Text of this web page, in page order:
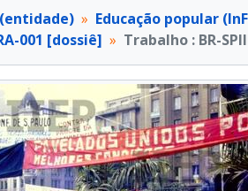
EDP-DPS_TRA-001-15
EDP-DPS_TRA-001-16
EDP-DPS_TRA-001-17
EDP-DPS_TRA-001-19
EDP-DPS_TRA-001-20
EDP-DPS_TRA-002 [dossiê]
EDP-DPS_TRA-003 [dossiê]
EDP-DPS_TRA-004 [dossiê]
Educação popular
001 [dossiê]
Trabalho : BR-